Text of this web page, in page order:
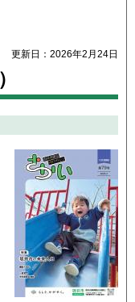
更新日：2026年2月24日